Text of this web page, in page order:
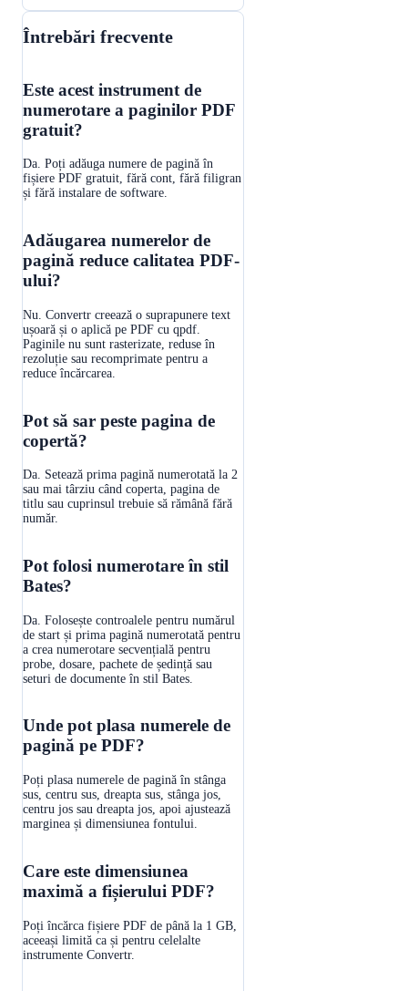
Întrebări frecvente
Este acest instrument de
numerotare a paginilor PDF
gratuit?
Da. Poți adăuga numere de pagină în
fișiere PDF gratuit, fără cont, fără filigran
și fără instalare de software.
Adăugarea numerelor de
pagină reduce calitatea PDF-
ului?
Nu. Convertr creează o suprapunere text
ușoară și o aplică pe PDF cu qpdf.
Paginile nu sunt rasterizate, reduse în
rezoluție sau recomprimate pentru a
reduce încărcarea.
Pot să sar peste pagina de
copertă?
Da. Setează prima pagină numerotată la 2
sau mai târziu când coperta, pagina de
titlu sau cuprinsul trebuie să rămână fără
număr.
Pot folosi numerotare în stil
Bates?
Da. Folosește controalele pentru numărul
de start și prima pagină numerotată pentru
a crea numerotare secvențială pentru
probe, dosare, pachete de ședință sau
seturi de documente în stil Bates.
Unde pot plasa numerele de
pagină pe PDF?
Poți plasa numerele de pagină în stânga
sus, centru sus, dreapta sus, stânga jos,
centru jos sau dreapta jos, apoi ajustează
marginea și dimensiunea fontului.
Care este dimensiunea
maximă a fișierului PDF?
Poți încărca fișiere PDF de până la 1 GB,
aceeași limită ca și pentru celelalte
instrumente Convertr.